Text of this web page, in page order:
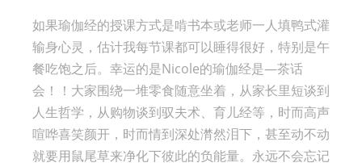
如果瑜伽经的授课方式是啃书本或老师一人填鸭式灌
输身心灵，估计我每节课都可以睡得很好，特别是午
餐吃饱之后。幸运的是Nicole的瑜伽经是—茶话
会！！大家围绕一堆零食随意坐着，从家长里短谈到
人生哲学，从购物谈到驭夫术、育儿经等，时而高声
喧哗喜笑颜开，时而情到深处潸然泪下，甚至动不动
就要用鼠尾草来净化下彼此的负能量。永远不会忘记